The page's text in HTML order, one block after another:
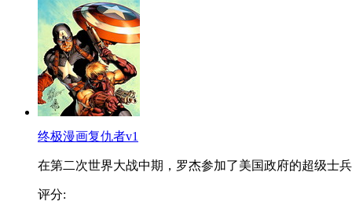
终极漫画复仇者v1
在第二次世界大战中期，罗杰参加了美国政府的超级士
评分: